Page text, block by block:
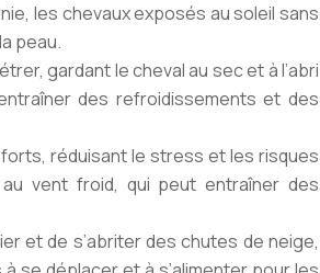
les chevaux exposés au soleil sans
peau.
gardant le cheval au sec et à l’abri
des refroidissements et des
réduisant le stress et les risques
vent froid, qui peut entraîner des
et de s’abriter des chutes de neige,